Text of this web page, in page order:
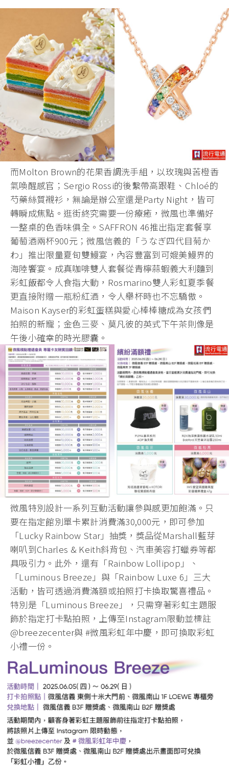
而Molton Brown的花果香調洗手組，以玫瑰與苦橙香
氣喚醒感官；Sergio Rossi的後繫帶高跟鞋、Chloé的
芍藥絲質襯衫，無論是辦公室還是Party Night，皆可
轉瞬成焦點。逛街終究需要一份療癒，微風也準備好
一整桌的色香味俱全。SAFFRON 46推出指定套餐享
葡萄酒兩杯900元；微風信義的「うなぎ四代目菊か
わ」推出限量夏旬雙鰻宴，內容豐富到可媲美鰻界的
海陸饗宴。成真咖啡雙人套餐從青檸蒜蝦義大利麵到
彩虹飯都令人食指大動，Rosmarino雙人彩虹夏季餐
更直接附贈一瓶粉紅酒，令人舉杯時也不忘驕傲。
Maison Kayser的彩虹蛋糕與愛心棒棒糖成為女孩們
拍照的新寵；金色三麥、莫凡彼的英式下午茶則像是
午後小確幸的時光膠囊。
微風特別設計一系列互動活動讓參與感更加飽滿。只
要在指定館別單卡累計消費滿30,000元，即可參加
「Lucky Rainbow Star」抽獎，獎品從Marshall藍芽
喇叭到Charles & Keith斜背包、汽車美容打蠟券等都
具吸引力。此外，還有「Rainbow Lollipop」、
「Luminous Breeze」與「Rainbow Luxe 6」三大
活動，皆可透過消費滿額或拍照打卡換取驚喜禮品。
特別是「Luminous Breeze」，只需穿著彩虹主題服
飾於指定打卡點拍照，上傳至Instagram限動並標註
@breezecenter與 #微風彩虹年中慶，即可換取彩虹
小禮一份。